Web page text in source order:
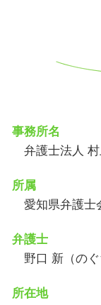
事務所名
弁護士法人
所属
愛知県弁護士
弁護士
野口 新（のぐ
所在地